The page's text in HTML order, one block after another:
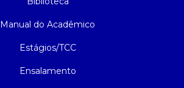
Manual do Acadêmico
Estágios/TCC
Ensalamento